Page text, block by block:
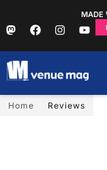
MADE
Home Reviews